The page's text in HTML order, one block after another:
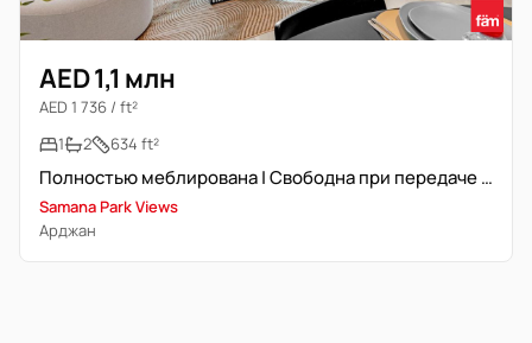
AED 1,1 млн
AED 1 736 / ft²
1
2 634 ft²
Полностью меблирована | Свободна при передаче | Новостройка
Samana Park Views
Арджан